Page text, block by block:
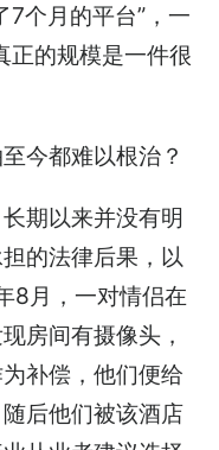
7个月的平台”，一
正的规模是一件很
今都难以根治？
期以来并没有明
的法律后果，以
8月，一对情侣在
房间有摄像头，
补偿，他们便给
后他们被该酒店